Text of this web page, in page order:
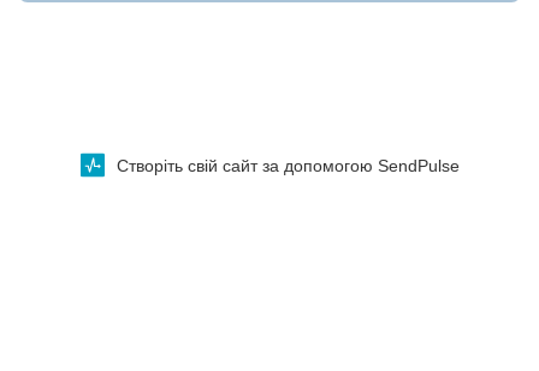
Створіть свій сайт за допомогою SendPulse